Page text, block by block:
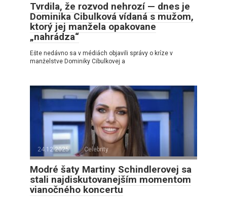
Tvrdila, že rozvod nehrozí — dnes je
Dominika Cibulková vídaná s mužom,
ktorý jej manžela opakovane
„nahrádza“
Ešte nedávno sa v médiách objavili správy o kríze v
manželstve Dominiky Cibulkovej a
24.12.2025 Celebrity
Modré šaty Martiny Schindlerovej sa
stali najdiskutovanejším momentom
vianočného koncertu